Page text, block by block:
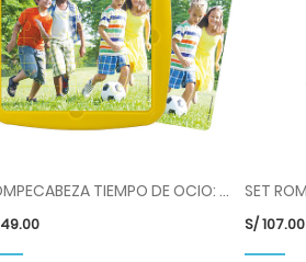
ROMPECABEZA TIEMPO DE OCIO: FUTBOL ML355304
49.00 S/107.00